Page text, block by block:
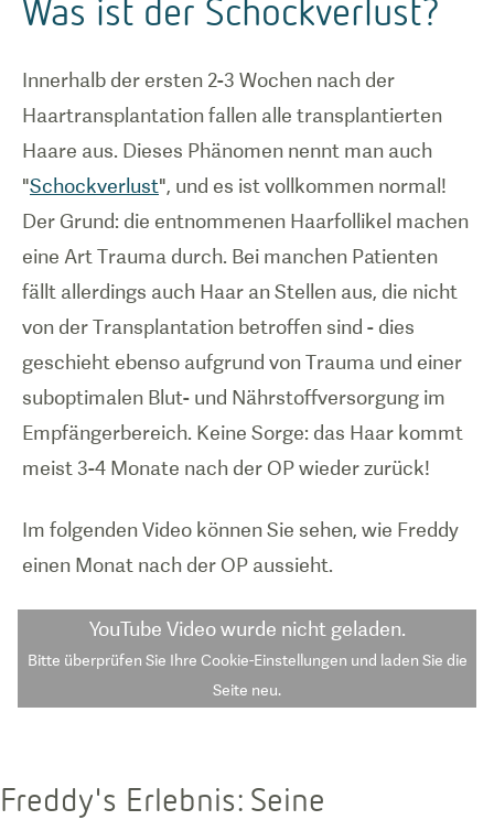
Was ist der Schockverlust?
Innerhalb der ersten 2-3 Wochen nach der
Haartransplantation fallen alle transplantierten
Haare aus. Dieses Phänomen nennt man auch
"Schockverlust", und es ist vollkommen normal!
Der Grund: die entnommenen Haarfollikel machen
eine Art Trauma durch. Bei manchen Patienten
fällt allerdings auch Haar an Stellen aus, die nicht
von der Transplantation betroffen sind - dies
geschieht ebenso aufgrund von Trauma und einer
suboptimalen Blut- und Nährstoffversorgung im
Empfängerbereich. Keine Sorge: das Haar kommt
meist 3-4 Monate nach der OP wieder zurück!
Im folgenden Video können Sie sehen, wie Freddy
einen Monat nach der OP aussieht.
YouTube Videowurde nicht geladen.
Bitte überprüfen Sie Ihre Cookie-Einstellungen und laden Sie die
Seite neu.
Freddy's Erlebnis: Seine